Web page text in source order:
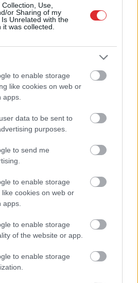
Use,
or Sharing of my
Unrelated with the
was collected.
to enable storage
like cookies on web or
data to be sent to
purposes.
to send me
to enable storage
cookies on web or
to enable storage
of the website or app.
to enable storage
“Tā var ākstīties savā
virtuvē, nevis uz
negaidīti erotiskai
skatuves deja ar
Ziņot